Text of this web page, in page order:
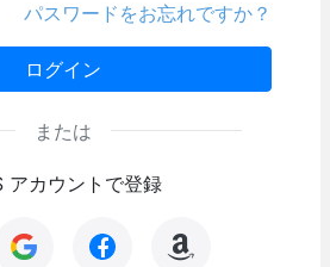
パスワードをお忘れですか？
ログイン
または
アカウントで登録